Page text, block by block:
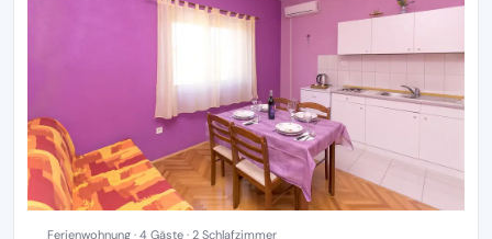
Ferienwohnung · 4 Gäste · 2 Schlafzimmer